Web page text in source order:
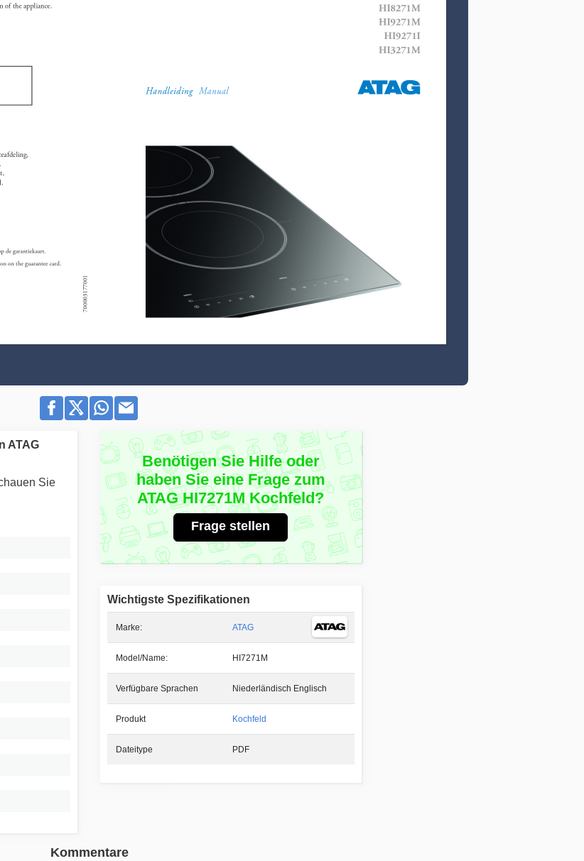
Benötigen Sie Hilfe oder
haben Sie eine Frage zum
ATAG HI7271M Kochfeld?
Frage stellen
Wichtigste Spezifikationen
Marke: ATAG
Model/Name: HI7271M
Verfügbare Sprachen Niederländisch Englisch
Produkt Kochfeld
Dateitype PDF
ATAG
Sie
Kommentare